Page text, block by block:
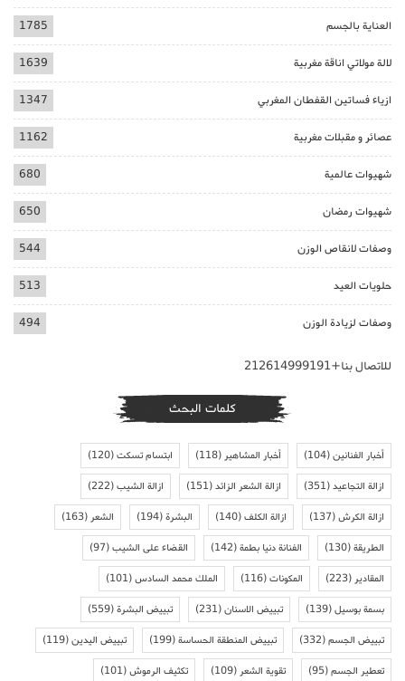
العناية بالجسم 1785
لالة مولاتي اناقة مغربية 1639
ازياء فساتين القفطان المغربي 1347
عصائر و مقبلات مغربية 1162
شهيوات عالمية 680
شهيوات رمضان 650
وصفات لانقاص الوزن 544
حلويات العيد 513
وصفات لزيادة الوزن 494
للاتصال بنا+212614999191
كلمات البحث
أخبار الفنانين(104) أخبار المشاهير(118) ابتسام تسكت(120)
ازالة التجاعيد(351) ازالة الشعر الزائد(151) ازالة الشيب(222)
ازالة الكرش(137) ازالة الكلف(140) البشرة(194) الشعر(163)
الطريقة(130) الفنانة دنيا بطمة(142) القضاء على الشيب(97)
المقادير(223) المكونات(116) الملك محمد السادس(101)
بسمة بوسيل(139) تبييض الاسنان(231) تبييض البشرة(559)
تبييض الجسم(332) تبييض المنطقة الحساسة(199) تبييض اليدين(119)
تعطير الجسم(95) تقوية الشعر(109) تكثيف الرموش(101)